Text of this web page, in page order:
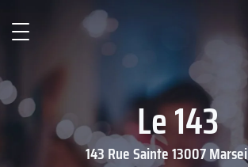
Le 143
143 Rue Sainte13007